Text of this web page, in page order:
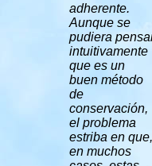
adherente.
Aunque se
pudiera
intuitivamente
que es un
buen método
de
conservación,
el problema
estriba en que,
en muchos